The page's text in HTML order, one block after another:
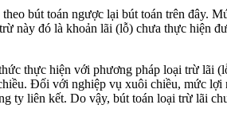
bút toán ngược lại bút toán trên đây.
này đó là khoản lãi (lỗ) chưa thực hiện
thực hiện với phương pháp loại trừ lãi
Đối với nghiệp vụ xuôi chiều, mức
ty liên kết. Do vậy, bút toán loại trừ lãi